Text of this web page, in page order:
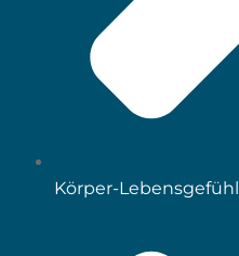
Körper-Lebensgefühl